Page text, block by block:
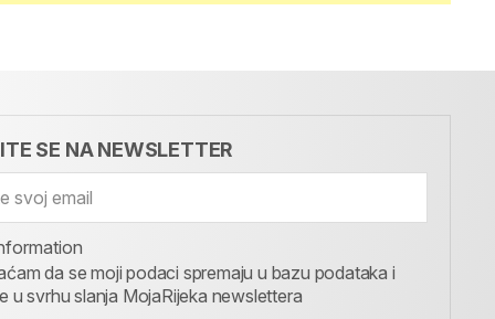
SE NA NEWSLETTER
da se moji podaci spremaju u bazu podataka i
u svrhu slanja MojaRijeka newslettera